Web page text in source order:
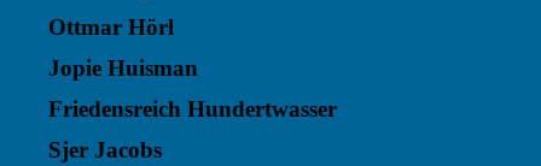
Ottmar Hörl
Jopie Huisman
Friedensreich Hundertwasser
Sjer Jacobs